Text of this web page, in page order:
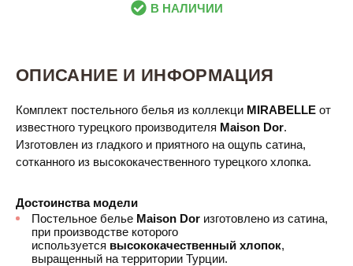
В НАЛИЧИИ
ОПИСАНИЕ И ИНФОРМАЦИЯ
Комплект постельного белья из коллекци MIRABELLE от
известного турецкого производителя Maison Dor​.
Изготовлен из гладкого и приятного на ощупь сатина,
сотканного из высококачественного турецкого хлопка.
Достоинства модели
Постельное белье Maison Dor изготовлено из сатина,
при производстве которого
используется высококачественный хлопок,
выращенный на территории Турции.